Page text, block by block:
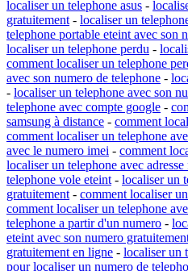
localiser un telephone asus -
gratuitement - localiser un
telephone portable eteint avec son
localiser un telephone perdu -
comment localiser un telephone
avec son numero de telephone -
- localiser un telephone avec son
telephone avec compte google -
samsung à distance - comment
comment localiser un telephone
avec le numero imei - comment
localiser un telephone avec adresse
telephone vole eteint - localiser un
gratuitement - comment localiser
comment localiser un telephone
telephone a partir d'un numero -
eteint avec son numero
gratuitement en ligne - localiser un
pour localiser un numero de